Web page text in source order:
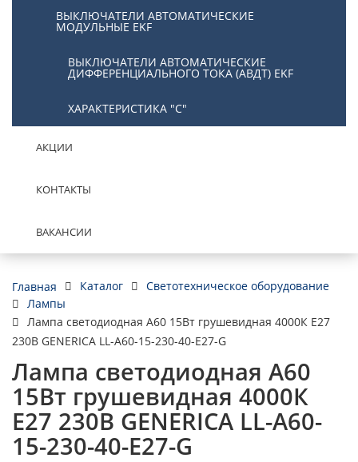
ВЫКЛЮЧАТЕЛИ АВТОМАТИЧЕСКИЕ
МОДУЛЬНЫЕ EKF
ВЫКЛЮЧАТЕЛИ АВТОМАТИЧЕСКИЕ
ДИФФЕРЕНЦИАЛЬНОГО ТОКА (АВДТ) EKF
ХАРАКТЕРИСТИКА "С"
АКЦИИ
КОНТАКТЫ
ВАКАНСИИ
Главная Каталог
Светотехническое оборудование
Лампы
Лампа светодиодная A60 15Вт грушевидная 4000К E27
230В GENERICA LL-A60-15-230-40-E27-G
Лампа светодиодная A60
15Вт грушевидная 4000К
E27 230В GENERICA LL-A60-
15-230-40-E27-G